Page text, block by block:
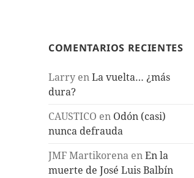
COMENTARIOS RECIENTES
Larry enLa vuelta… ¿más
dura?
CAUSTICO en Odón (casi)
nunca defrauda
JMF Martikorena enEn la
muerte de José Luis Balbín